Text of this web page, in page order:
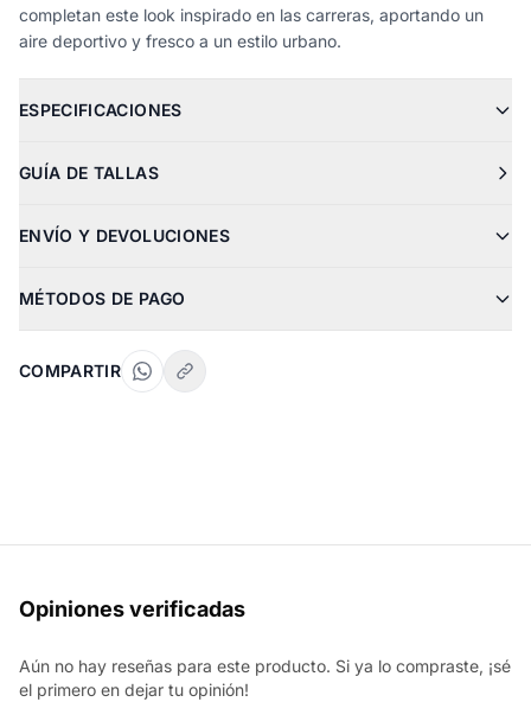
completan este look inspirado en las carreras, aportando un
aire deportivo y fresco a un estilo urbano.
ESPECIFICACIONES
GUÍA DE TALLAS
ENVÍO Y DEVOLUCIONES
MÉTODOS DE PAGO
COMPARTIR
Opiniones verificadas
Aún no hay reseñas para este producto. Si ya lo compraste, ¡sé
el primero en dejar tu opinión!